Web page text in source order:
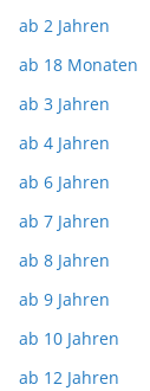
ab 2 Jahren
ab 18 Monaten
ab 3 Jahren
ab 4 Jahren
ab 6 Jahren
ab 7 Jahren
ab 8 Jahren
ab 9 Jahren
ab 10 Jahren
ab 12 Jahren